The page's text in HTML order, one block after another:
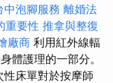
中泡腳服務 離婚法
重要性 推拿與整復
廠商 利用紅外線輻
體護理的一部分。
床單對於按摩師